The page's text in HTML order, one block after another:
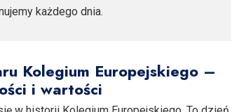
każdego dnia.
Kolegium Europejskiego –
i wartości